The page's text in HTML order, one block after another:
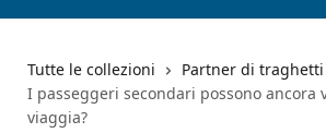
Tutte le collezioni
Partner di traghetti
I passeggeri secondari possono
viaggia?